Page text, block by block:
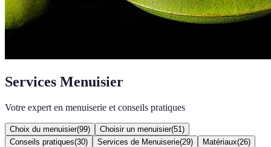
Services Menuisier
Votre expert en menuiserie et conseils pratiques
Choix du menuisier(99) Choisir un menuisier(51 )
Conseils pratiques(30) Services de Menuiserie(29) Matériaux(26)